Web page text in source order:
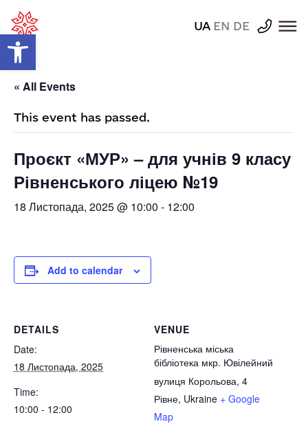
Відкрити Панель інструментів
UA EN DE
« All Events
This event has passed.
Проєкт «МУР» – для учнів 9 класу
Рівненського ліцею №19
18 Листопада, 2025 @ 10:00 - 12:00
Add to calendar
DETAILS
Date:
18 Листопада, 2025
Time:
10:00 - 12:00
VENUE
Рівненська міська
бібліотека мкр. Ювілейний
вулиця Корольова, 4
Рівне, Ukraine + Google
Map